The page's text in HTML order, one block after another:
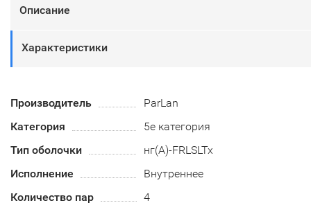
Описание
Характеристики
Производитель
ParLan
Категория
5e категория
Тип оболочки
нг(А)-FRLSLTx
Исполнение
Внутреннее
Количество пар
4